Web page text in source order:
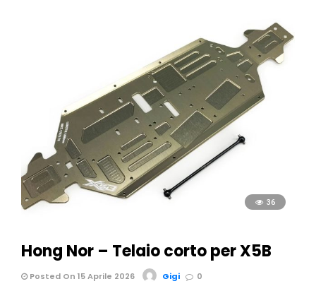
36
Hong Nor – Telaio corto per X5B
Posted On 15 Aprile 2026 Gigi 0